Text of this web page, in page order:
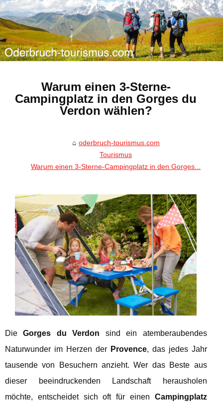
Warum einen 3-Sterne-
Campingplatz in den Gorges du
Verdon wählen?
oderbruch-tourismus.com
Tourismus
Warum einen 3-Sterne-Campingplatz in den Gorges...
DieGorges du Verdon sind ein atemberaubendes
Naturwunder im Herzen der Provence, das jedes Jahr
tausende von Besuchern anzieht. Wer das Beste aus
dieser beeindruckenden Landschaft herausholen
möchte, entscheidet sich oft für einen Campingplatz